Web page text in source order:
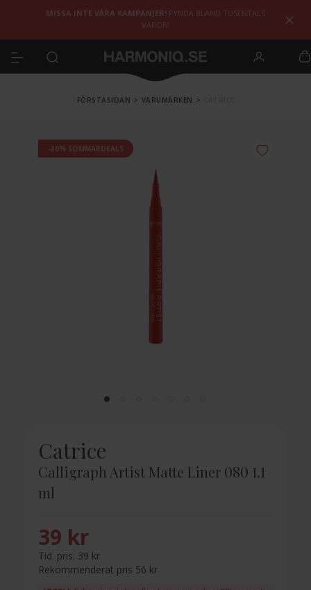
MISSA INTE VÅRA KAMPANJER! FYNDA BLAND TUSENTALS
VAROR!
FÖRSTASIDAN > VARUMÄRKEN >
-30% SOMMARDEALS
Catrice
Calligraph Artist Matte Liner 080 1.1
ml
39 kr
Tid. pris: 39 kr
Rekommenderat pris 56 kr